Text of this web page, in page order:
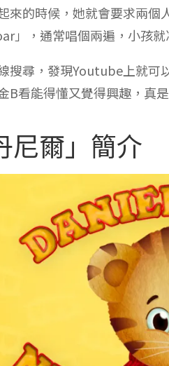
來的時候，她就會要求兩個
」，通常唱個兩遍，小孩就
搜尋，發現Youtube上就可
B看能得懂又覺得興趣，真
尼爾」簡介